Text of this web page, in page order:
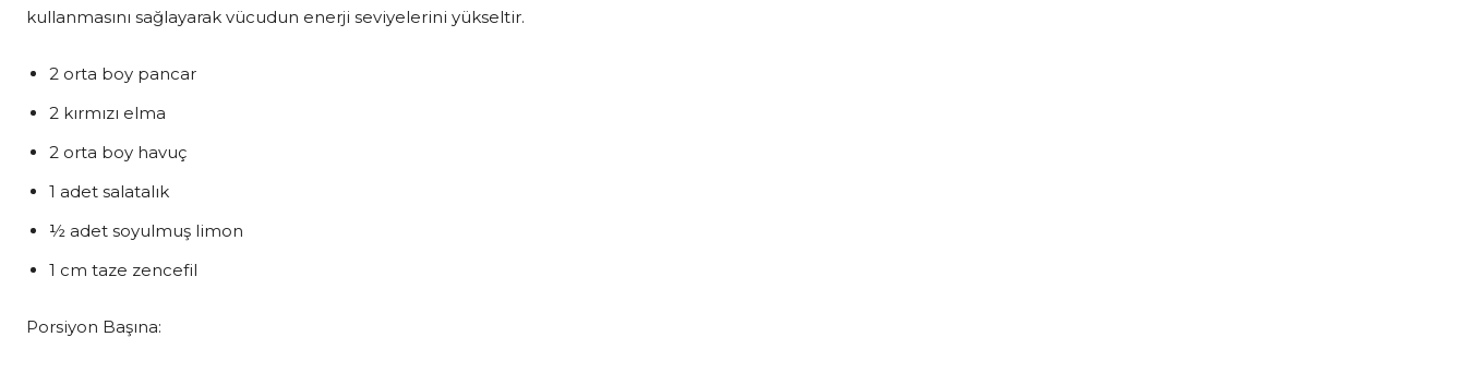
kullanmasını sağlayarak vücudun enerji seviyelerini yükseltir.
2 orta boy pancar
2 kırmızı elma
2 orta boy havuç
1 adet salatalık
½ adet soyulmuş limon
1 cm taze zencefil
Porsiyon Başına: